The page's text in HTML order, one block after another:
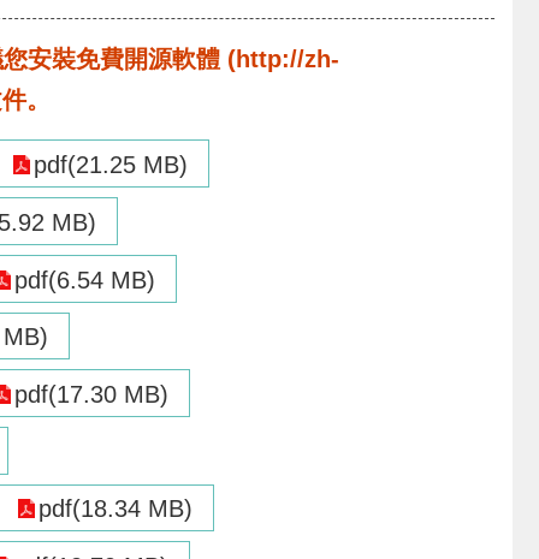
安裝免費開源軟體 (http://zh-
。
pdf(21.25 MB)
MB)
pdf(6.54 MB)
pdf(17.30 MB)
pdf(18.34 MB)